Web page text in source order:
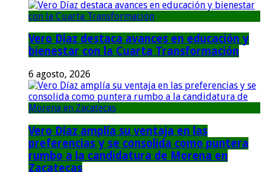
Vero Díaz destaca avances en educación y
bienestar con la Cuarta Transformación
6 agosto, 2026
Vero Díaz amplía su ventaja en las
preferencias y se consolida como puntera
rumbo a la candidatura de Morena en
Zacatecas